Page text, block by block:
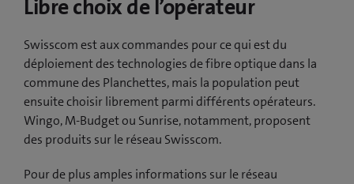
Libre choix de l’opérateur
Swisscom est aux commandes pour ce qui est du
déploiement des technologies de fibre optique dans la
commune des Planchettes, mais la population peut
ensuite choisir librement parmi différents opérateurs.
Wingo, M-Budget ou Sunrise, notamment, proposent
des produits sur le réseau Swisscom.
Pour de plus amples informations sur le réseau